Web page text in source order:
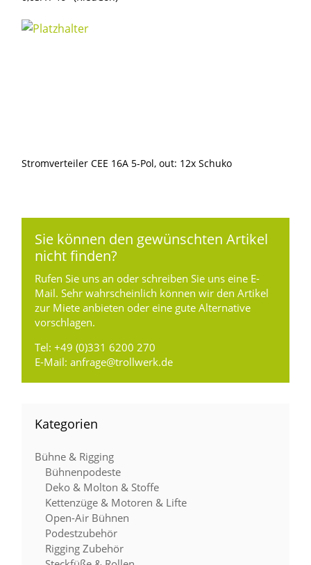
Stromverteiler CEE 16A 5-Pol, out: 12x Schuko
Sie können den gewünschten Artikel
nicht finden?
Rufen Sie uns an oder schreiben Sie uns eine E-
Mail. Sehr wahrscheinlich können wir den Artikel
zur Miete anbieten oder eine gute Alternative
vorschlagen.
Tel:+49 (0)331 6200 270
E-Mail:anfrage@trollwerk.de
Kategorien
Bühne & Rigging
Bühnenpodeste
Deko & Molton & Stoffe
Kettenzüge & Motoren & Lifte
Open-Air Bühnen
Podestzubehör
Rigging Zubehör